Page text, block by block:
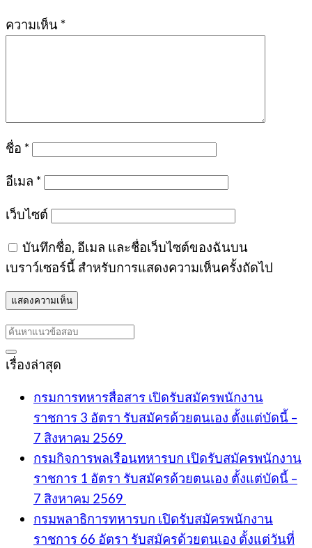
ความเห็น *
ชื่อ *
อีเมล *
เว็บไซต์
บันทึกชื่อ, อีเมล และชื่อเว็บไซต์ของฉันบน
เบราว์เซอร์นี้ สำหรับการแสดงความเห็นครั้งถัดไป
เรื่องล่าสุด
กรมการทหารสื่อสาร เปิดรับสมัครพนักงาน
ราชการ 3 อัตรา รับสมัครด้วยตนเอง ตั้งแต่บัดนี้ –
7 สิงหาคม 2569
กรมกิจการพลเรือนทหารบก เปิดรับสมัครพนักงาน
ราชการ 1 อัตรา รับสมัครด้วยตนเอง ตั้งแต่บัดนี้ –
7 สิงหาคม 2569
กรมพลาธิการทหารบก เปิดรับสมัครพนักงาน
ราชการ 66 อัตรา รับสมัครด้วยตนเอง ตั้งแต่วันที่